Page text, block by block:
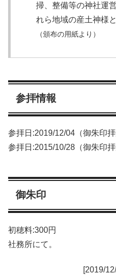
掃、整備等の神社運
れら地域の産土神様
（頒布の用紙より）
参拝情報
参拝日:2019/12/04（御朱印
参拝日:2015/10/28（御朱印拝
御朱印
初穂料:300円
社務所にて。
[2019/